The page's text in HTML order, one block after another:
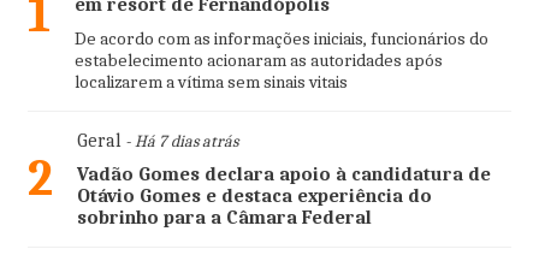
1
em resort de Fernandópolis
De acordo com as informações iniciais, funcionários do
estabelecimento acionaram as autoridades após
localizarem a vítima sem sinais vitais
2
Geral- Há 7 dias atrás
Vadão Gomes declara apoio à candidatura de
Otávio Gomes e destaca experiência do
sobrinho para a Câmara Federal